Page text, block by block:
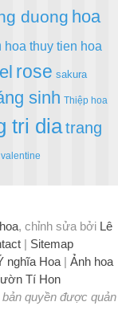
duong hoa
hoa thuy tien hoa
rose sakura
sinh Thiệp hoa
tri diatrang
valentine
, chỉnh sửa bởi Lê
| Sitemap
nghĩa Hoa| Ảnh hoa
Tí Hon
quyền được quản